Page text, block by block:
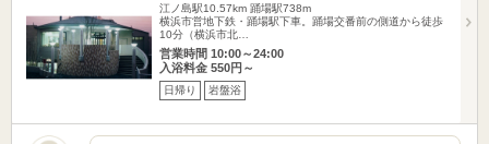
江ノ島駅10.57km 踊場駅738m
横浜市営地下鉄・踊場駅下車。踊場交番前の側道から徒歩
10分（横浜市北…
営業時間 10:00～24:00
入浴料金 550円～
日帰り 岩盤浴